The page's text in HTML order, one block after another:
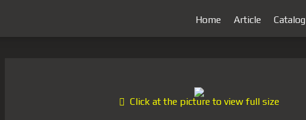
Home Article Catalog
Click at the picture to view full size